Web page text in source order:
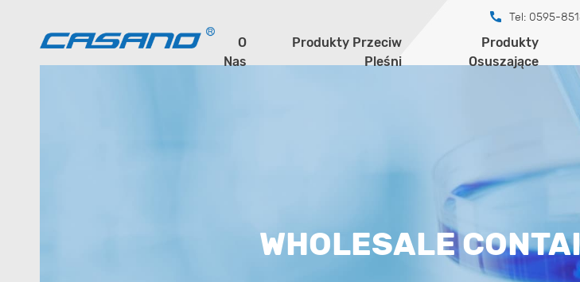
Tel: 0595-
O
Nas
Produkty Przeciw
Pleśni
Produkty
Osuszające
WHOLESALE